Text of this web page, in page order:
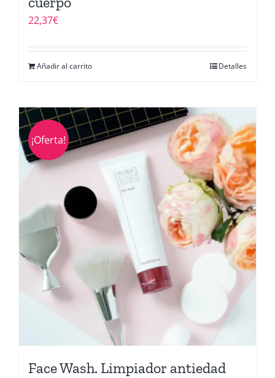
22,37€
Añadir al carrito Detalles
¡Oferta!
Face Wash. Limpiador antiedad